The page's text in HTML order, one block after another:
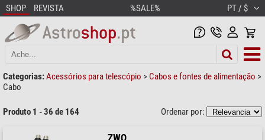
SHOP REVISTA %SALE% PT / $
Categorias:Acessórios para telescópio > Cabos e fontes de alimentação >
Cabo
Produto 1 - 36 de 164 Ordenar por:
ZWO